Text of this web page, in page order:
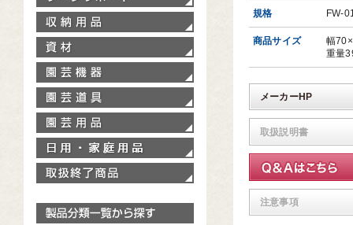
規格 FW-
商品サイズ
幅
重量
メーカーHP
取扱説明書
注意事項
製品分類一覧から探す